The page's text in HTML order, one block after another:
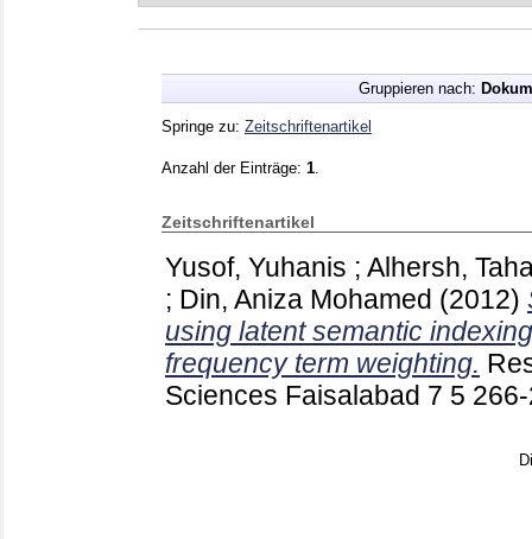
Gruppieren nach:
Springe zu: Zeitschriftenartikel
Anzahl der Einträge: 1
Zeitschriftenartikel
Yusof, Yuhanis ; Alhersh,
; Din, Aniza Mohamed (2012)
using latent semantic
frequency term weighting.
Sciences Faisalabad 7 5